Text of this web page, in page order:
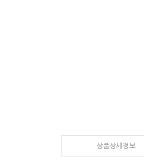
상품상세정보